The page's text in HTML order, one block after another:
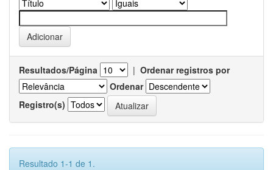
Resultados/Página | Ordenar registros por
Ordenar
Registro(s)
Resultado 1-1 de 1.